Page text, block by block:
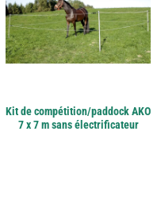
Kit de compétition/paddock AKO
7 x 7 m sans électrificateur